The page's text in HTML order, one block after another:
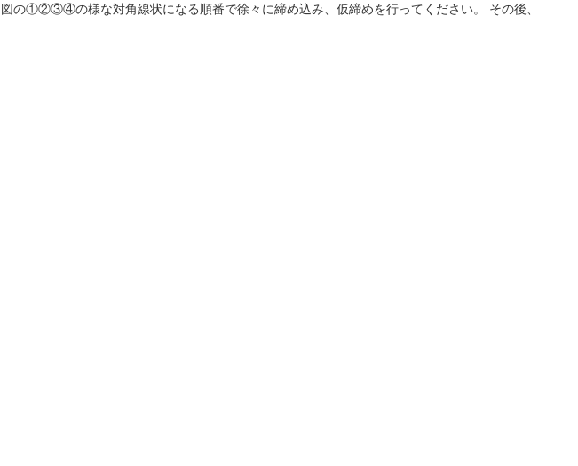
の①②③④の様な対角線状になる順番で徐々に締め込み、仮締めを行ってください。 その後、